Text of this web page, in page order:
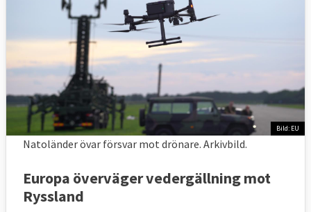
Bild: EU
Natoländer övar försvar mot drönare. Arkivbild.
Europa överväger vedergällning mot
Ryssland